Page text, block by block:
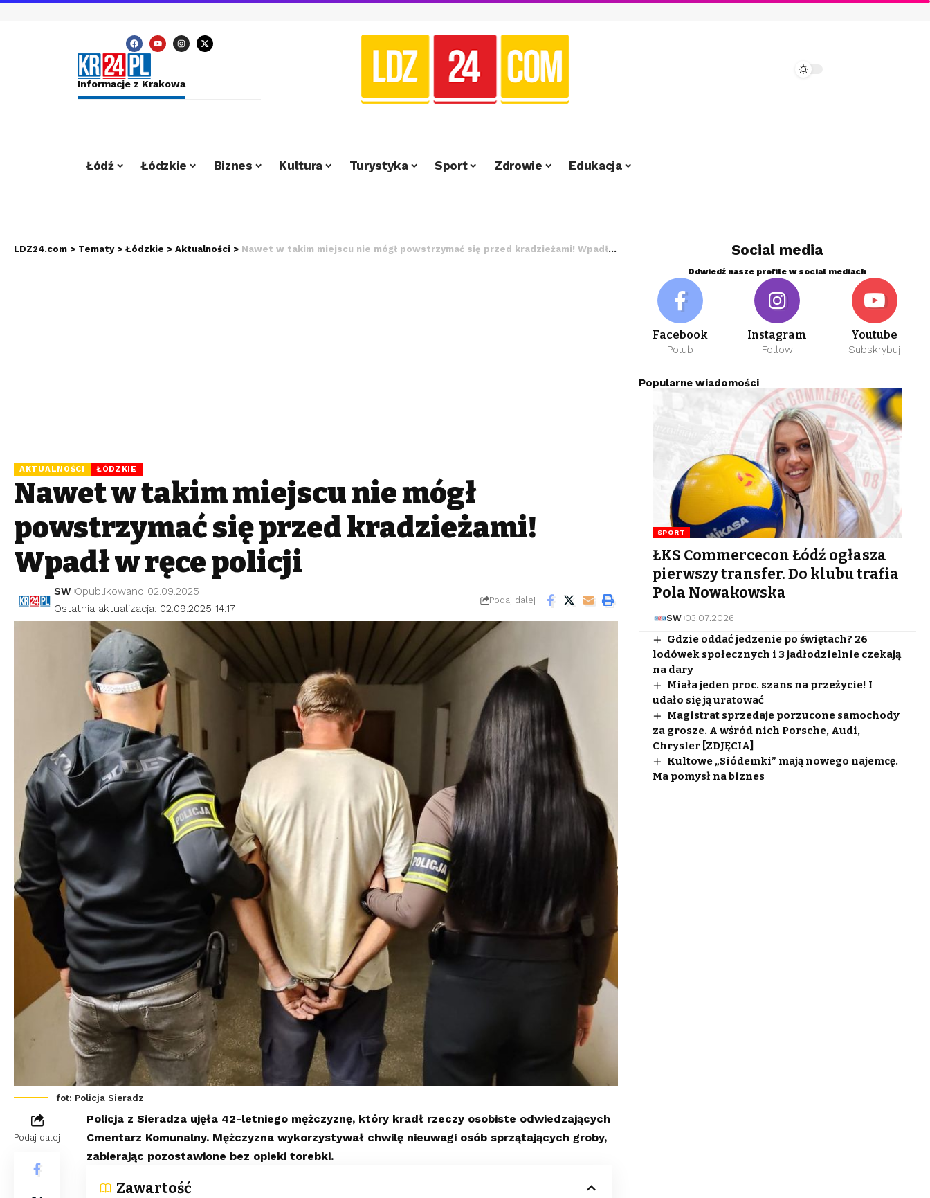
Informacje z Krakowa
Łódź Łódzkie Biznes Kultura Turystyka Sport Zdrowie Edukacja
LDZ24.com > Tematy> Łódzkie > Aktualności > Nawet w takim miejscu nie mógł powstrzymać się przed kradzieżami! Wpadł w ręce policji
AKTUALNOŚCI ŁÓDZKIE
Nawet w takim miejscu nie mógł
powstrzymać się przed kradzieżami!
Wpadł w ręce policji
Ostatnia aktualizacja: 02.09.2025 14:17
SW Opublikowano 02.09.2025
Podaj dalej
fot: Policja Sieradz
Podaj dalej
Policja z Sieradza ujęła 42-letniego mężczyznę, który kradł rzeczy osobiste odwiedzających
Cmentarz Komunalny. Mężczyzna wykorzystywał chwilę nieuwagi osób sprzątających groby,
zabierając pozostawione bez opieki torebki.
Zawartość
Social media
Odwiedź nasze profile w social mediach
Facebook
Polub
Instagram
Follow
Youtube
Subskrybuj
Popularne wiadomości
SPORT
ŁKS Commercecon Łódź ogłasza
pierwszy transfer. Do klubu trafia
Pola Nowakowska
SW 03.07.2026
Gdzie oddać jedzenie po świętach? 26
lodówek społecznych i 3 jadłodzielnie czekają
na dary
Miała jeden proc. szans na przeżycie! I
udało się ją uratować
Magistrat sprzedaje porzucone samochody
za grosze. A wśród nich Porsche, Audi,
Chrysler [ZDJĘCIA]
Kultowe „Siódemki” mają nowego najemcę.
Ma pomysł na biznes